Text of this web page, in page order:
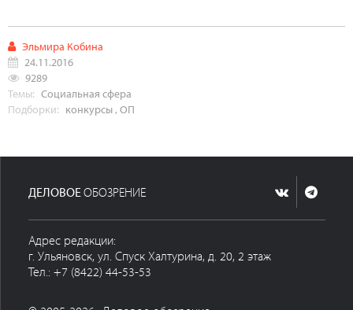
Эльмира Кобина
24.11.2016
9289
Темы: Социальная сфера
Подборки: конкурсы,ОП
ДЕЛОВОЕОБОЗРЕНИЕ
Адрес редакции:
г. Ульяновск, ул. Спуск Халтурина, д. 20, 2 этаж
Тел.: +7 (8422) 44-53-53